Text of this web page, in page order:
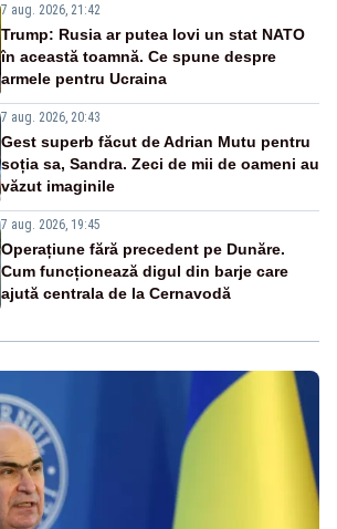
7 aug. 2026, 21:42
Trump: Rusia ar putea lovi un stat NATO
în această toamnă. Ce spune despre
armele pentru Ucraina
7 aug. 2026, 20:43
Gest superb făcut de Adrian Mutu pentru
soția sa, Sandra. Zeci de mii de oameni au
văzut imaginile
7 aug. 2026, 19:45
Operațiune fără precedent pe Dunăre.
Cum funcționează digul din barje care
ajută centrala de la Cernavodă